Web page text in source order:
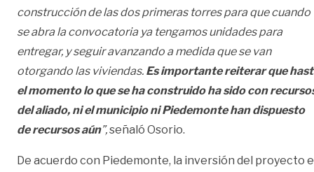
construcción de las dos primeras torres para que cuando
se abra la convocatoria ya tengamos unidades para
entregar, y seguir avanzando a medida que se van
otorgando las viviendas. Es importante reiterar que
el momento lo que se ha construido ha sido con
del aliado, ni el municipio ni Piedemonte han dispuesto
de recursos aún”,señaló Osorio.
De acuerdo con Piedemonte, la inversión del proyecto